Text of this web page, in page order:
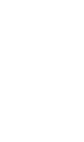
い記念撮影